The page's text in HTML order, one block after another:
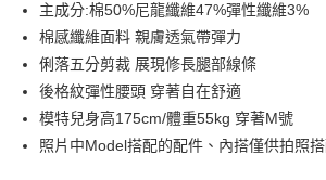
上海商業儲蓄銀行
台北富邦
國泰世華商業銀行
臺灣中小企業銀行
匯豐（台灣）商業銀行
聯邦商業銀行
元大商業銀行
永豐商業銀
玉山商業銀行
星展（台
LINE Pay
Apple Pay
街口支付
主成分:棉50%尼龍纖維47%彈性纖維3%
棉感纖維面料 親膚透氣帶彈力
俐落五分剪裁 展現修長腿部線條
後格紋彈性腰頭 穿著自在舒適
模特兒身高175cm/體重55kg 穿著M號
照片中Model搭配的配件、內搭僅供拍照